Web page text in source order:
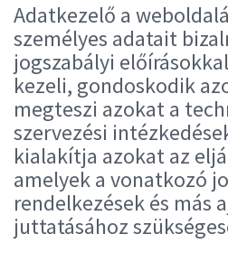
Adatkezelő a
személyes adatait
jogszabályi
kezeli, gondoskodik
megteszi azokat a
szervezési
kialakítja azokat az
amelyek a vonatkozó
rendelkezések és más
juttatásához